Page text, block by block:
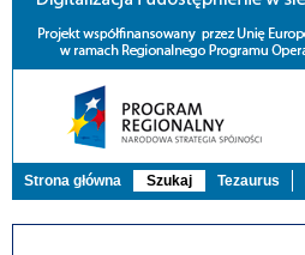
Strona główna Szukaj Tezaurus